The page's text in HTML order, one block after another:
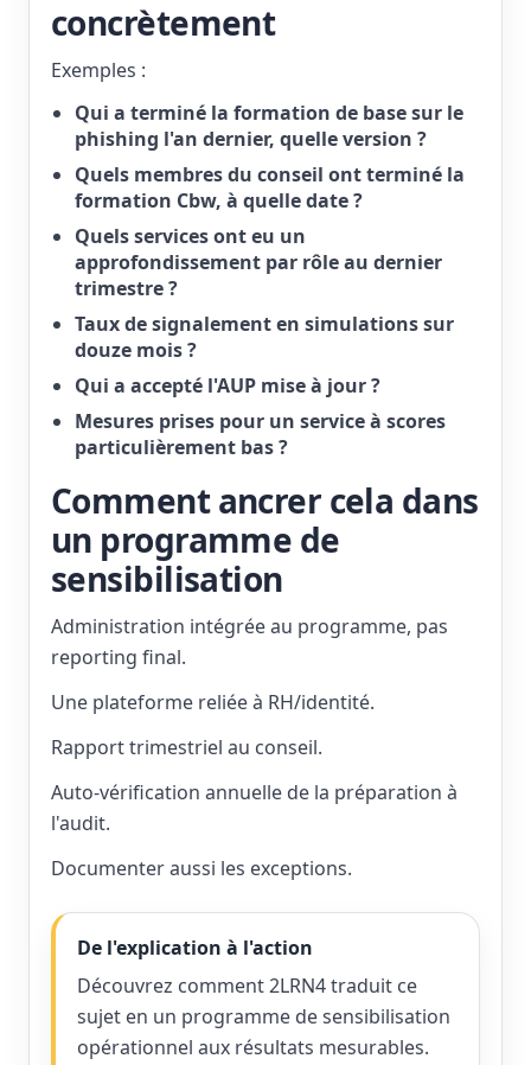
concrètement
Exemples :
Qui a terminé la formation de base sur le
phishing l'an dernier, quelle version ?
Quels membres du conseil ont terminé la
formation Cbw, à quelle date ?
Quels services ont eu un
approfondissement par rôle au dernier
trimestre ?
Taux de signalement en simulations sur
douze mois ?
Qui a accepté l'AUP mise à jour ?
Mesures prises pour un service à scores
particulièrement bas ?
Comment ancrer cela dans
un programme de
sensibilisation
Administration intégrée au programme, pas
reporting final.
Une plateforme reliée à RH/identité.
Rapport trimestriel au conseil.
Auto-vérification annuelle de la préparation à
l'audit.
Documenter aussi les exceptions.
De l'explication à l'action
Découvrez comment 2LRN4 traduit ce
sujet en un programme de sensibilisation
opérationnel aux résultats mesurables.